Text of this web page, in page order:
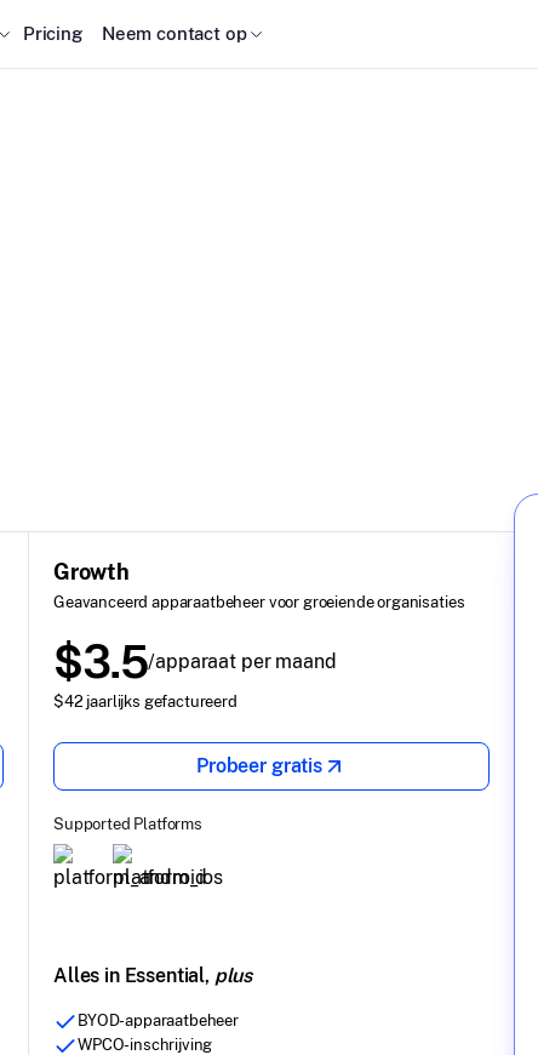
Pricing Neem contact op
Growth
Geavanceerd apparaatbeheer voor groeiende organisaties
$3.5/apparaat per maand
$42 jaarlijks gefactureerd
Probeer gratis
Supported Platforms
Alles in Essential, plus
BYOD-apparaatbeheer
WPCO-inschrijving